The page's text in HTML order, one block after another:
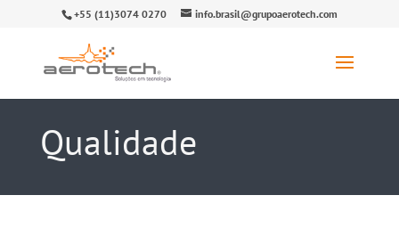
+55 (11)3074 0270 info.brasil@grupoaerotech.com
Qualidade